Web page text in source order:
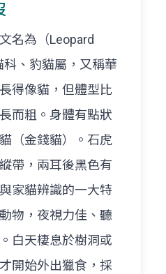
名為（Leopard
、豹貓屬，又稱華
得像貓，但體型比
而粗。身體有點狀
（金錢貓）。石虎
帶，兩耳後黑色有
家貓辨識的一大特
物，夜視力佳、聽
白天棲息於樹洞或
開始外出獵食，採